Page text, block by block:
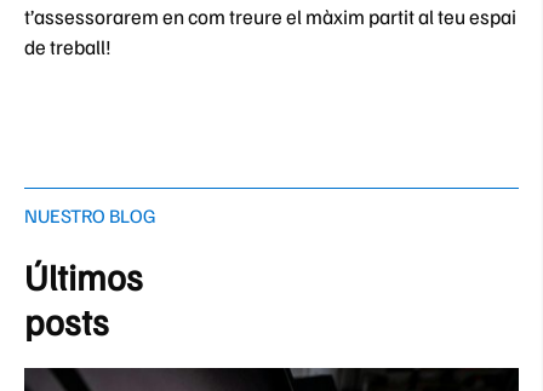
t’assessorarem en com treure el màxim partit al teu espai
de treball!
NUESTRO BLOG
Últimos
posts